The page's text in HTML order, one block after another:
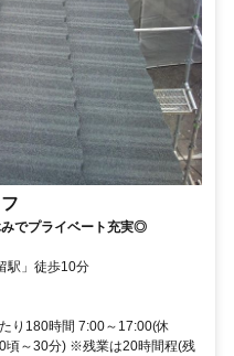
でプライベート充実◎
駅」徒歩10分
り180時間 7:00～17:00(休
頃～30分) ※残業は20時間程(残